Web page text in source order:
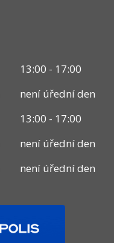
13:00 - 17:00
není úřední den
13:00 - 17:00
není úřední den
není úřední den